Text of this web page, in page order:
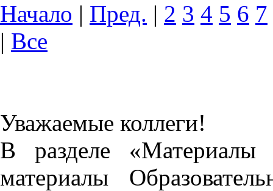
Начало | Пред. | 2 3 4 5 6 7
| Все
Уважаемые коллеги!
В разделе «Материалы
материалы